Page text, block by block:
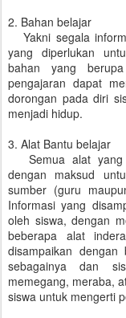
2. Bahan belajar
Yakni segala
yang diperlukan
bahan yang
pengajaran dapat
dorongan pada diri
menjadi hidup.
3. Alat Bantu belajar
Semua alat yang
dengan maksud
sumber (guru
Informasi yang
oleh siswa, dengan
beberapa alat
disampaikan
sebagainya dan
memegang, meraba,
siswa untuk mengerti